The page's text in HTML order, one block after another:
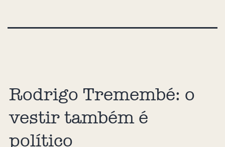
Rodrigo Tremembé: o
vestir também é
político